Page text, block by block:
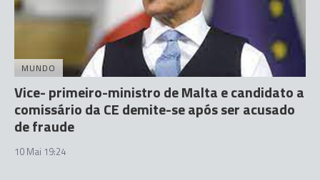
MUNDO
Vice- primeiro-ministro de Malta e candidato a
comissário da CE demite-se após ser acusado
de fraude
10 Mai 19:24